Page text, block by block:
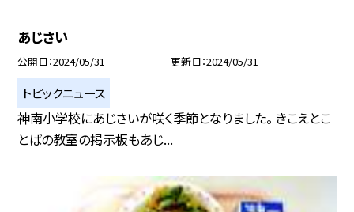
あじさい
公開日 2024/05/31 更新日 2024/05/31
トピックニュース
神南小学校にあじさいが咲く季節となりました。 きこえとこ
とばの教室の掲示板もあじ...